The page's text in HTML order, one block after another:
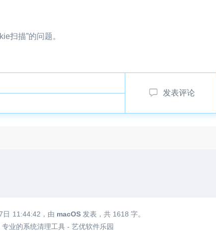
扫描”的问题。
发表评论
日 11:44:42 ，由 macOS 发表，共 1618 字。
业的系统清理工具 - 艺优软件乐园